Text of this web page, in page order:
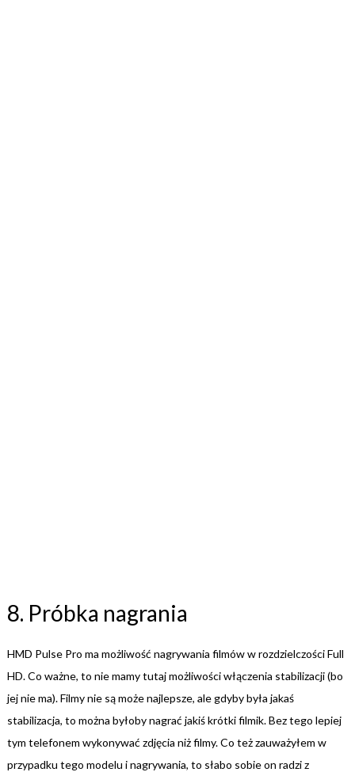
8. Próbka nagrania
HMD Pulse Pro ma możliwość nagrywania filmów w rozdzielczości Full
HD. Co ważne, to nie mamy tutaj możliwości włączenia stabilizacji (bo
jej nie ma). Filmy nie są może najlepsze, ale gdyby była jakaś
stabilizacja, to można byłoby nagrać jakiś krótki filmik. Bez tego lepiej
tym telefonem wykonywać zdjęcia niż filmy. Co też zauważyłem w
przypadku tego modelu i nagrywania, to słabo sobie on radzi z